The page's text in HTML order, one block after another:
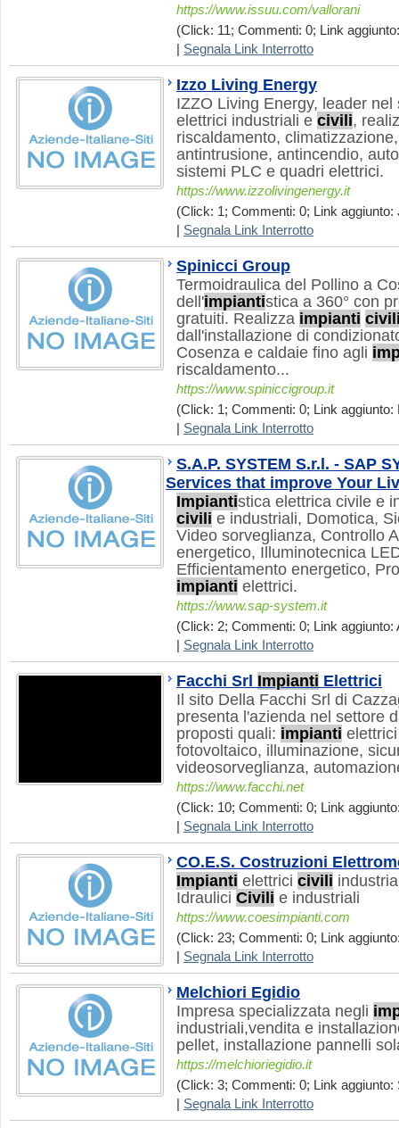
https://www.issuu.com/vallorani
(Click: 11; Commenti: 0; Link
Segnala Link Interrotto
Izzo Living Energy
IZZO Living Energy, leader
elettrici industriali e civili,
riscaldamento,
antintrusione, antincendio,
sistemi PLC e quadri elettrici.
https://www.izzolivingenergy.it
(Click: 1; Commenti: 0; Link aggiunto:
Segnala Link Interrotto
Spinicci Group
Termoidraulica del Pollino a
dell'impiantistica a 360° con
gratuiti. Realizza impianti
dall'installazione di
Cosenza e caldaie fino agli
riscaldamento...
https://www.spiniccigroup.it
(Click: 1; Commenti: 0; Link aggiunto:
Segnala Link Interrotto
S.A.P. SYSTEM S.r.l. - SAP
Services that improve Your
Impiantistica elettrica civile e
civili e industriali, Domotica,
Video sorveglianza, Controllo
energetico, Illuminotecnica
Efficientamento energetico,
impianti elettrici.
https://www.sap-system.it
(Click: 2; Commenti: 0; Link aggiunto:
Segnala Link Interrotto
Facchi Srl Impianti Elettrici
Il sito Della Facchi Srl di
presenta l'azienda nel settore
proposti quali: impianti
fotovoltaico, illuminazione,
videosorveglianza,
https://www.facchi.net
(Click: 10; Commenti: 0; Link
Segnala Link Interrotto
CO.E.S. Costruzioni
Impianti elettrici civili
Idraulici Civili e industriali
https://www.coesimpianti.com
(Click: 23; Commenti: 0; Link
Segnala Link Interrotto
Melchiori Egidio
Impresa specializzata negli
industriali,vendita e
pellet, installazione pannelli
https://melchioriegidio.it
(Click: 3; Commenti: 0; Link aggiunto:
Segnala Link Interrotto